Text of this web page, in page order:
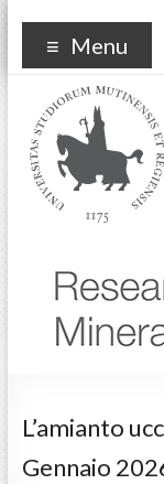
Fibers
Menu
L’amianto
Gennaio